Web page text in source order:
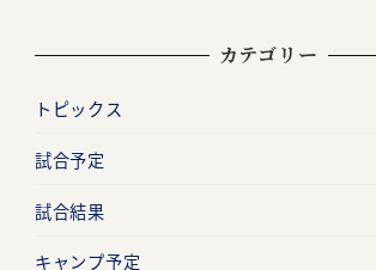
カテゴリー
トピックス
試合予定
試合結果
キャンプ予定